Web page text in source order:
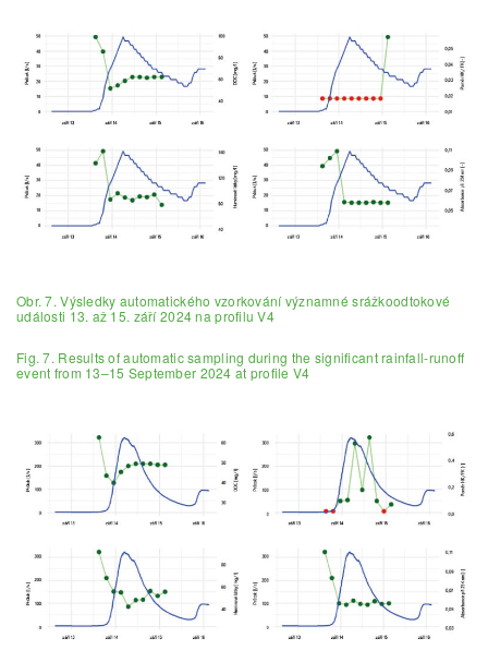
Obr. 7. Výsledky automatického vzorkování významné srážkoodtokové
události 13. až 15. září 2024 na profilu V4
Fig. 7. Results of automatic sampling during the significant rainfall-runoff
event from 13–15 September 2024 at profile V4